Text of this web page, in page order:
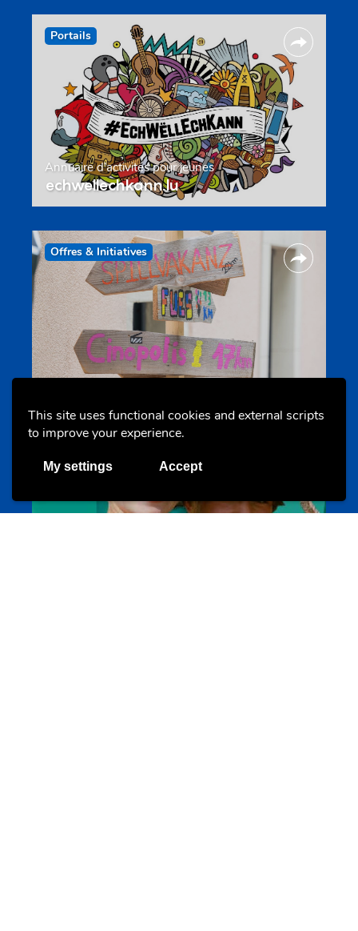
This site uses functional cookies and external scripts
to improve your experience.
My settings Accept
Portails
Annuaire d’activités pour jeunes
echwellechkann.lu
Offres & Initiatives
Evenements